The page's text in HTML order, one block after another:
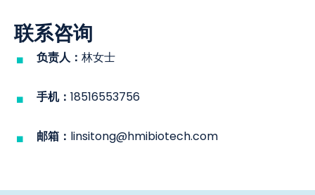
联系咨询
负责人： 林女士
手机： 18516553756
邮箱： linsitong@hmibiotech.com